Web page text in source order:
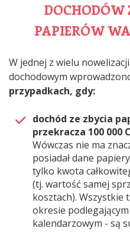
DOCHODÓW
PAPIERÓW
W jednej z wielu
dochodowym
przypadkach, gdy:
dochód ze zbycia
przekracza 100 000
Wówczas nie ma
posiadał dane
tylko kwota
(tj. wartość samej
kosztach). Wszystkie
okresie
kalendarzowym - są